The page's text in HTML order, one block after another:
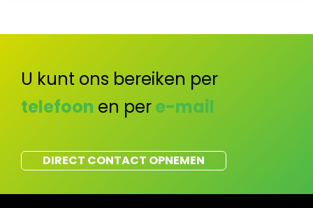
U kunt ons bereiken per
telefoon en pere-mail
DIRECT CONTACT OPNEMEN